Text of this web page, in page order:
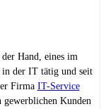
Hand, eines im
in der IT tätig und seit
Firma IT-Service
Kunden